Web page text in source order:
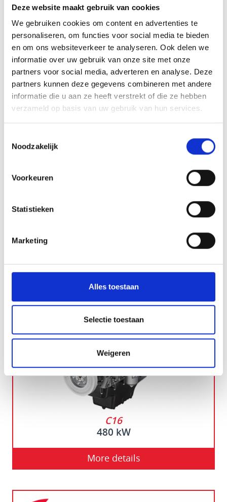
Deze website maakt gebruik van cookies
We gebruiken cookies om content en advertenties te
personaliseren, om functies voor social media te bieden
en om ons websiteverkeer te analyseren. Ook delen we
informatie over uw gebruik van onze site met onze
partners voor social media, adverteren en analyse. Deze
partners kunnen deze gegevens combineren met andere
informatie die u aan ze heeft verstrekt of die ze hebben
verzameld op basis van uw gebruik van hun services.
Noodzakelijk
Voorkeuren
Statistieken
Marketing
Alles toestaan
Selectie toestaan
Weigeren
C16
480 kW
More details